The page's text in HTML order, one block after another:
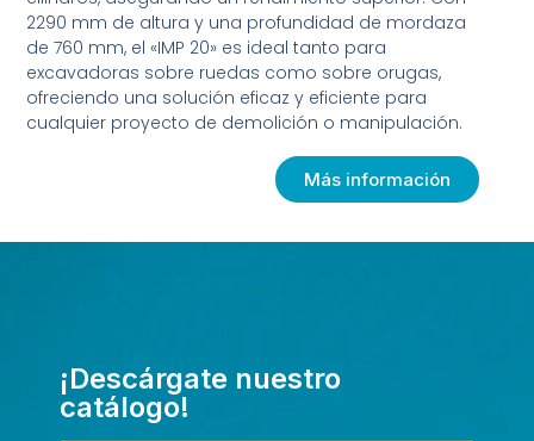
2290 mm de altura y una profundidad de mordaza
de 760 mm, el «IMP 20» es ideal tanto para
excavadoras sobre ruedas como sobre orugas,
ofreciendo una solución eficaz y eficiente para
cualquier proyecto de demolición o manipulación.
Más información
¡Descárgate nuestro
catálogo!